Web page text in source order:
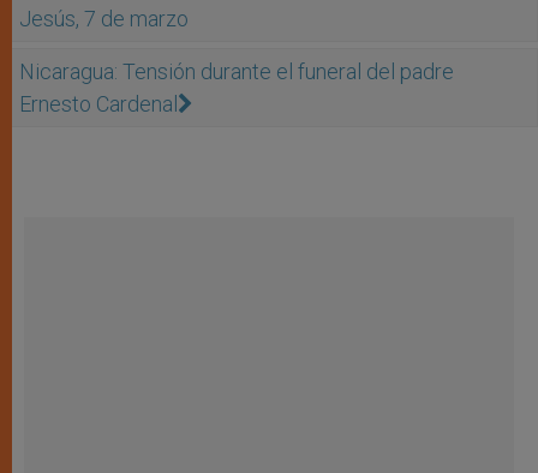
Jesús, 7 de marzo
Nicaragua: Tensión durante el funeral del padre
Ernesto Cardenal